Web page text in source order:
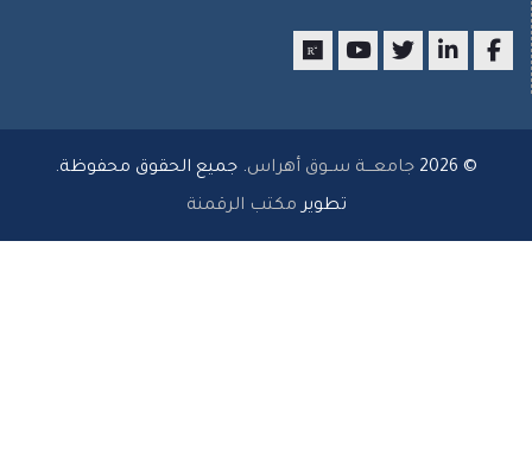
جامعـــة ســوق أهراس. جميع الحقوق محفوظة.
تطويرمكتب الرقمنة